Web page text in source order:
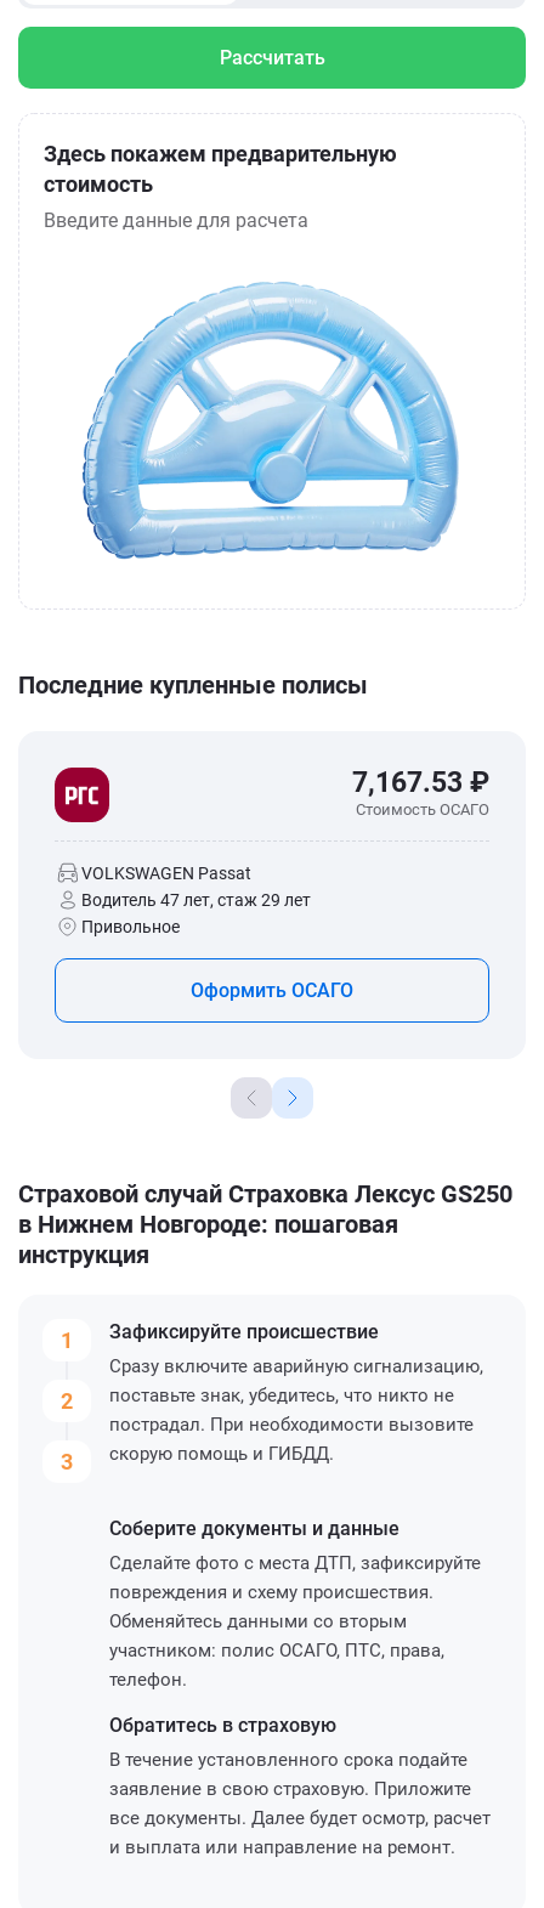
Рассчитать
Здесь покажем предварительную
стоимость
Введите данные для расчета
Последние купленные полисы
7,167.53 ₽
Стоимость ОСАГО
VOLKSWAGEN Passat
Водитель 47 лет, стаж 29 лет
Привольное
Оформить ОСАГО
Страховой случай Страховка Лексус GS250
в Нижнем Новгороде: пошаговая
инструкция
1
2
3
Зафиксируйте происшествие
Сразу включите аварийную сигнализацию,
поставьте знак, убедитесь, что никто не
пострадал. При необходимости вызовите
скорую помощь и ГИБДД.
Соберите документы и данные
Сделайте фото с места ДТП, зафиксируйте
повреждения и схему происшествия.
Обменяйтесь данными со вторым
участником: полис ОСАГО, ПТС, права,
телефон.
Обратитесь в страховую
В течение установленного срока подайте
заявление в свою страховую. Приложите
все документы. Далее будет осмотр, расчет
и выплата или направление на ремонт.